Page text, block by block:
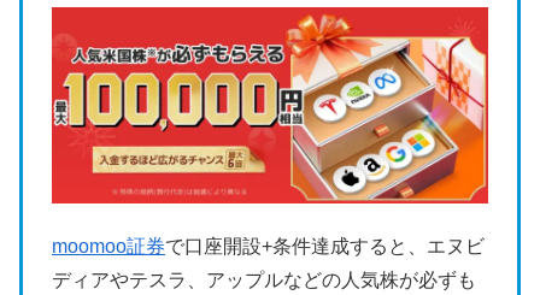
moomoo証券で口座開設+条件達成すると、エヌビ
ディアやテスラ、アップルなどの人気株が必ずも